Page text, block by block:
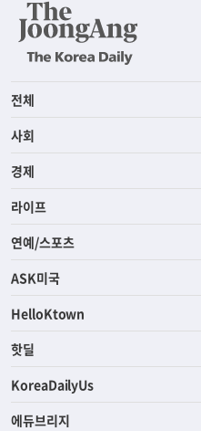
전체
사회
경제
라이프
연예/스포츠
ASK미국
HelloKtown
핫딜
KoreaDailyUs
에듀브리지